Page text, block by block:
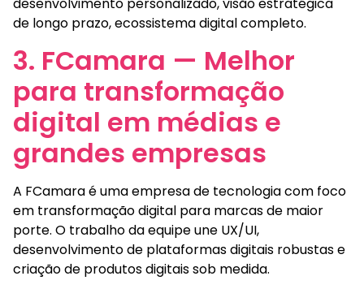
desenvolvimento personalizado, visão estratégica
de longo prazo, ecossistema digital completo.
3. FCamara — Melhor
para transformação
digital em médias e
grandes empresas
A FCamara é uma empresa de tecnologia com foco
em transformação digital para marcas de maior
porte. O trabalho da equipe une UX/UI,
desenvolvimento de plataformas digitais robustas e
criação de produtos digitais sob medida.